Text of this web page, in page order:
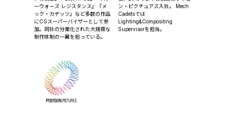
ーウォーズ:レジスタンス』『メ
ック・カデッツ』など多数の作品
にCGスーパーバイザーとして参
加。同社の分業化された大規模な
制作体制の一翼を担っている。
ン・ピクチュアズ入社。 Mech
Cadetsでは
Lighting&Compositing
Supervisorを担当。